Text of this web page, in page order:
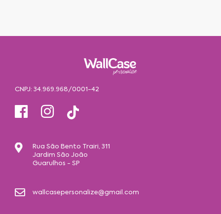
CNPJ: 34.969.968/0001-42
Rua São Bento Trairi, 311
Jardim São João
Guarulhos - SP
wallcasepersonalize@gmail.com